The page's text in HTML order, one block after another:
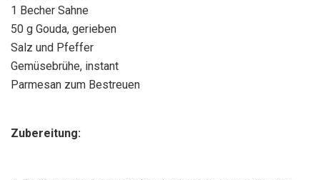
1 Becher Sahne
50 g Gouda, gerieben
Salz und Pfeffer
Gemüsebrühe, instant
Parmesan zum Bestreuen
Zubereitung: